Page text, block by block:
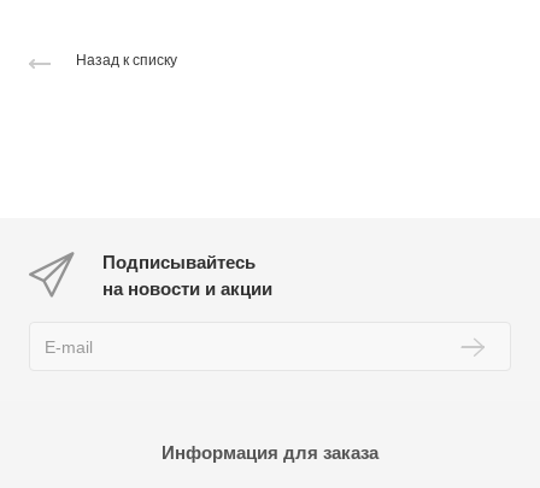
Назад к списку
Подписывайтесь
на новости и акции
Информация для заказа